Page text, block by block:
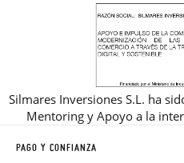
Silmares Inversiones S.L. ha
Mentoring y Apoyo a la
PAGO Y CONFIANZA